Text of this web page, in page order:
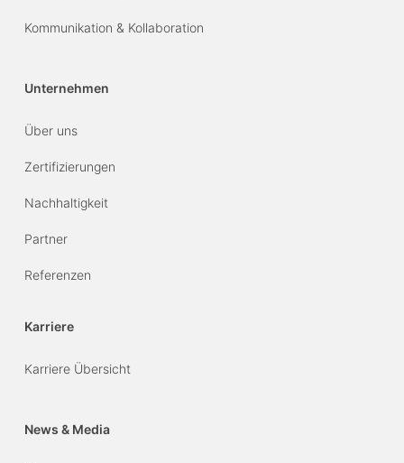
Kommunikation & Kollaboration
Unternehmen
Über uns
Zertifizierungen
Nachhaltigkeit
Partner
Referenzen
Karriere
Karriere Übersicht
News & Media